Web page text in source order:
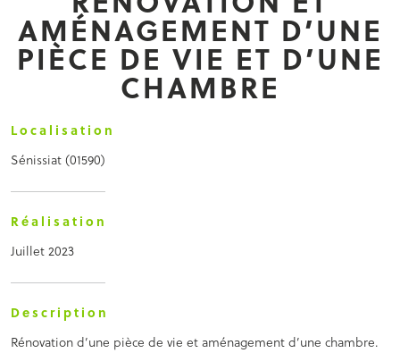
AMÉNAGEMENT D’UNE
PIÈCE DE VIE ET D’UNE
CHAMBRE
Localisation
Sénissiat (01590)
Réalisation
Juillet 2023
Description
Rénovation d’une pièce de vie et aménagement d’une chambre.